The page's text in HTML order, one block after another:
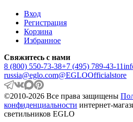
ARISCANI
ARISCANI 2
ARNHEM
ARRECIFE
ARTANA
ASBY
ASINDRO
ATOLLARI
AULIYE
AUROTONELLO
AUSTELL
AZAR 60
AZBARREN
Вход
Регистрация
Корзина
Избранное
Свяжитесь с нами
8 (800) 550-73-38+7 (495) 789-43-11
russia@eglo.com@EGLOOfficialstore
©2010-2026 Все права защищены
конфиденциальности интернет-
светильников EGLO